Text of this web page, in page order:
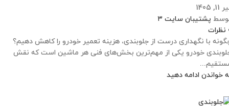
1405
پشتیبان سایت ۳
نظرات
با نگهداری درست از جلوبندی، هزینه تعمیر خودرو را کاهش دهیم؟
خودرو یکی از مهم‌ترین بخش‌های فنی هر ماشین است که نقش
خواندن ادامه دهید